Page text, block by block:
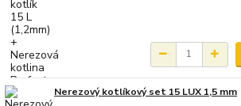
Nerezový kotlíkový set 15 LUX 1,5 mm